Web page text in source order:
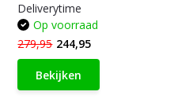
Deliverytime
Op voorraad
279,95 244,95
Bekijken